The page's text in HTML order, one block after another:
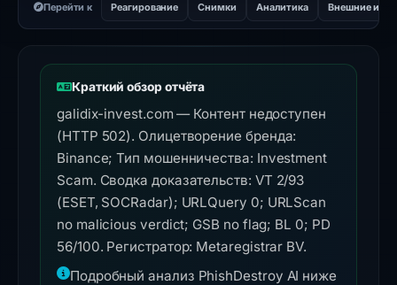
Перейти к Реагирование Снимки Аналитика Внешние
Краткий обзор отчёта
galidix-invest.com — Контент недоступен
(HTTP 502). Олицетворение бренда:
Binance; Тип мошенничества: Investment
Scam. Сводка доказательств: VT 2/93
(ESET, SOCRadar); URLQuery 0; URLScan
no malicious verdict; GSB no flag; BL 0; PD
56/100. Регистратор: Metaregistrar BV.
Подробный анализ PhishDestroy AI ниже